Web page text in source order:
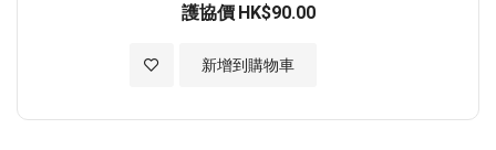
護協價 HK$90.00
新增到購物車
加入至願望清單